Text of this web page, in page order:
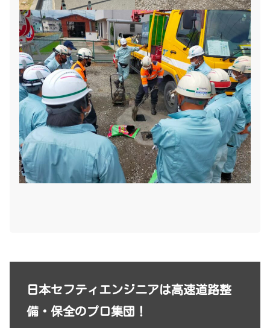
日本セフティエンジニアは高速道路整
備・保全のプロ集団！